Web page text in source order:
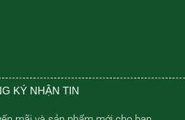
KÝ NHẬN TIN